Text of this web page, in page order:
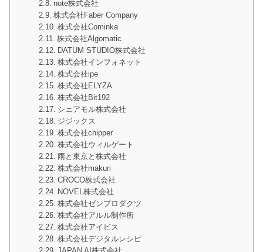
note株式会社
株式会社Faber Company
株式会社Cominka
株式会社Algomatic
DATUM STUDIO株式会社
株式会社インフォネット
株式会社ipe
株式会社ELYZA
株式会社Bit192
シェアモル株式会社
ジジックス
株式会社chipper
株式会社ウィルゲート
雨と東京と株式会社
株式会社makuri
CROCO株式会社
NOVEL株式会社
株式会社ゼンプロダクツ
株式会社アルル制作所
株式会社アイビス
株式会社デジタルレシピ